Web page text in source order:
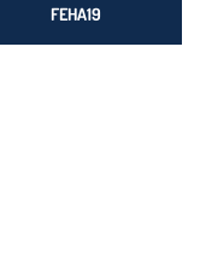
FEHA19